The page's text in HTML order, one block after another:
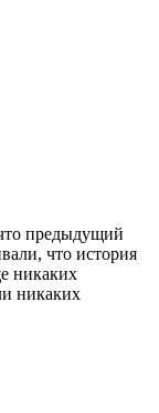
предыдущий
что история
никаких
никаких